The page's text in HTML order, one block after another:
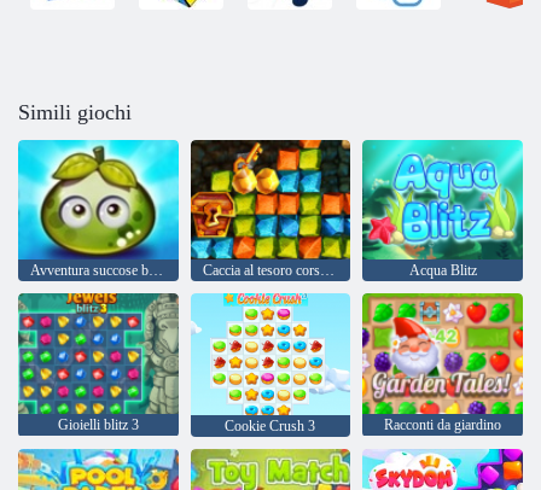
Simili giochi
Avventura succose bacche Caccia al tesoro corsa all'oro Acqua Blitz
Gioielli blitz 3 Cookie Crush 3 Racconti da giardino